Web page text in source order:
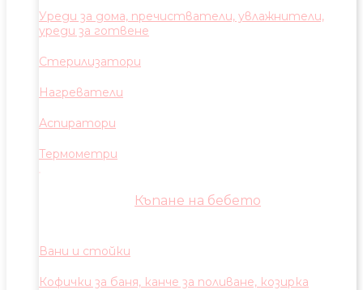
Уреди за дома, пречистватели, увлажнители,
уреди за готвене
Стерилизатори
Нагреватели
Аспиратори
Термометри
Къпане на бебето
Вани и стойки
Кофички за баня, канче за поливане, козирка